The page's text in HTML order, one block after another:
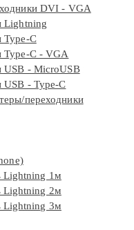
DVI - VGA
Lightning
Type-C
Type-C - VGA
USB - MicroUSB
USB - Type-C
переходники
Lightning 1м
Lightning 2м
Lightning 3м